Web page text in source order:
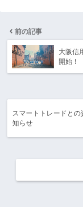
前の記事
大阪信
開始！
スマートトレードと
知らせ